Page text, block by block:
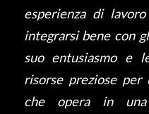
esperienza di
integrarsi bene con
suo entusiasmo e
risorse preziose per
che opera in